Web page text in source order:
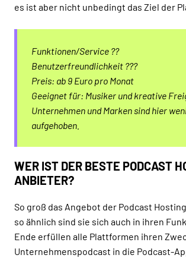
es ist aber nicht unbedingt das Ziel der
Funktionen/Service ??
Benutzerfreundlichkeit ???
Preis: ab 9 Euro pro Monat
Geeignet für: Musiker und kreative
Unternehmen und Marken sind hier
aufgehoben.
WER IST DER BESTE PODCAST
ANBIETER?
So groß das Angebot der Podcast
so ähnlich sind sie sich auch in ihren
Ende erfüllen alle Plattformen ihren
Unternehmenspodcast in die Podcast-